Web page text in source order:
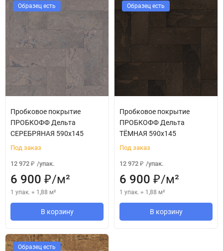
Образец есть
Пробковое покрытие
ПРОБКОФФ Дельта
СЕРЕБРЯНАЯ 590x145
Под заказ
12 972 ₽ /упак.
6 900 ₽/м²
1 упак. = 1,88 м²
В корзину
Образец есть
Пробковое покрытие
ПРОБКОФФ Дельта
ТЁМНАЯ 590x145
Под заказ
12 972 ₽ /упак.
6 900 ₽/м²
1 упак. = 1,88 м²
В корзину
Образец есть